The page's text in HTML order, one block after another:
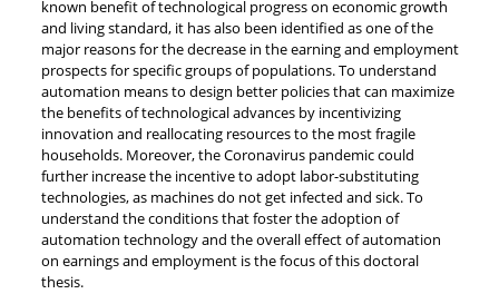
known benefit of technological progress on economic growth
and living standard, it has also been identified as one of the
major reasons for the decrease in the earning and employment
prospects for specific groups of populations. To understand
automation means to design better policies that can maximize
the benefits of technological advances by incentivizing
innovation and reallocating resources to the most fragile
households. Moreover, the Coronavirus pandemic could
further increase the incentive to adopt labor-substituting
technologies, as machines do not get infected and sick. To
understand the conditions that foster the adoption of
automation technology and the overall effect of automation
on earnings and employment is the focus of this doctoral
thesis.